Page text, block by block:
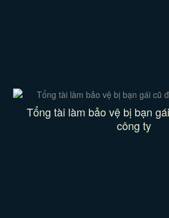
Tổng tài làm bảo vệ bị bạn
công ty